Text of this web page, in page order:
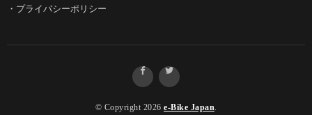
・ プライバシーポリシー
© Copyright 2026 e-Bike Japan